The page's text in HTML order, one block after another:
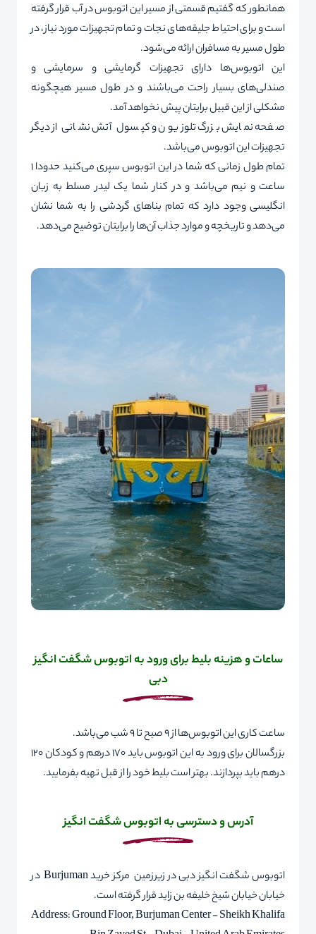
همانطور که گفتیم قسمتی از مسیر این اتوبوس در آب قرار گرفته
است و برای احتیاط جلیقه‌ها‌ی نجات و تمام تجهیزات مورد نیاز، در
طول مسیر به مسافران ارائه می‌شود.
این اتوبوس‌ها دارای تجهیزات گرمایشی و سرمایشی و
صندلی‌های بسیار راحت می‌باشند و در طول مسیر هیچگونه
مشکلی از این قبیل برایتان پیش نخواهد آمد.
صفحه نمایش بزرگ تلوزیون و کپسول آتش نشانی از دیگر
تجهیزات این اتوبوس می‌باشد.
تمام طول زمانی که شما در این اتوبوس سپری می‌کنید حدودا 1
ساعت و نیم می‌باشد و در کنار شما یک لیدر مسلط به زبان
انگلیسی وجود دارد که تمام بناهای گردشی را به شما نشان
می‌دهد و تاریخچه و موارد جذاب آن‌ها را برایتان توضیح می‌دهد.
ساعات و هزینه بلیط برای ورود به اتوبوس شگفت انگیز
دبی
ساعت کاری این اتوبوس‌ها از 9 صبح تا 9 شب می‌باشد.
بزرگسالان برای ورود به این اتوبوس باید 170 درهم و کودکان 120
درهم باید بپردازند. بهتر است بلیط خود را از قبل تهیه بفرمایید.
آدرس و دسترسی به اتوبوس شگفت انگیز
اتوبوس شگفت انگیز دبی در زیرزمین مرکز خریدBurjuman در
خیابان خیابان شیخ خلیفه بن زاید قرار گرفته‌ است.
Address: Ground Floor, Burjuman Center - Sheikh Khalifa